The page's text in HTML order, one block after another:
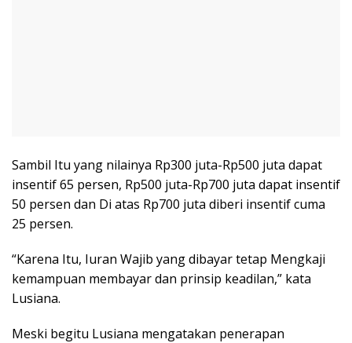
Sambil Itu yang nilainya Rp300 juta-Rp500 juta dapat
insentif 65 persen, Rp500 juta-Rp700 juta dapat insentif
50 persen dan Di atas Rp700 juta diberi insentif cuma
25 persen.
“Karena Itu, Iuran Wajib yang dibayar tetap Mengkaji
kemampuan membayar dan prinsip keadilan,” kata
Lusiana.
Meski begitu Lusiana mengatakan penerapan